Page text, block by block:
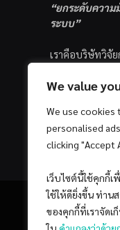
We value
We use cookies
personalised
clicking "Accept
เว็บไซต์นี้ใช้คุกกี้
ใช้ให้ดียิ่งขึ้น ท่าน
ของคุกกี้ที่เราจัดเ
“ยกระดับความ
ระบบ”
เราคือบริษัทวิจั
ส่วนบุคคล ซึ่งมีเ
ด้วยแนวคิดและ
Quantitative